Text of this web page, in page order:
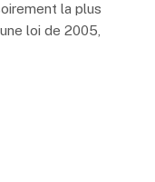
la plus
loi de 2005,